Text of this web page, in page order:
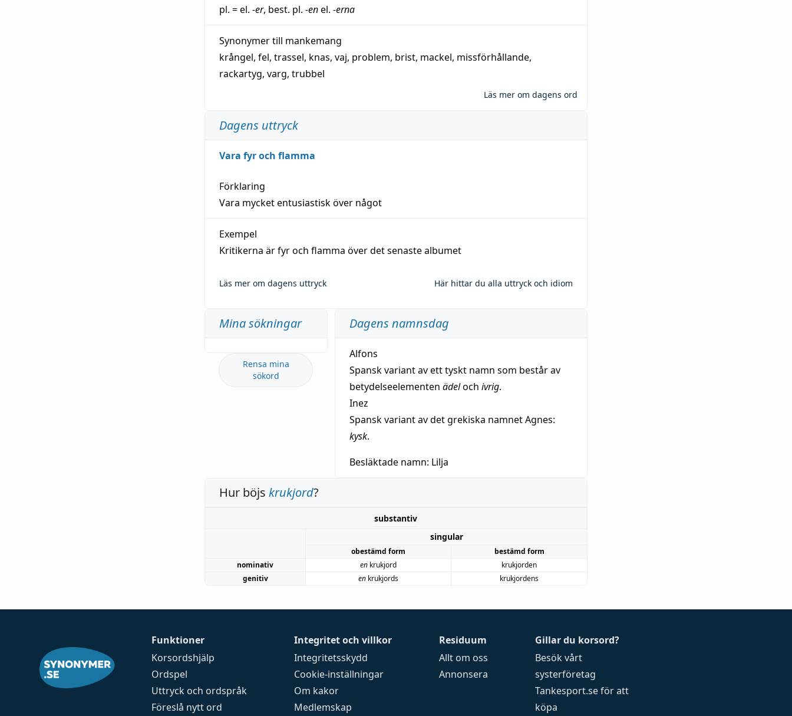
pl. = el. -er, best. pl. -enel. -erna
Synonymer till mankemang
krångel, fel, trassel, knas, vaj, problem, brist, mackel, missförhållande,
rackartyg, varg, trubbel
Läs mer om dagens ord
Dagens uttryck
Vara fyr och flamma
Förklaring
Vara mycket entusiastisk över något
Exempel
Kritikerna är fyr och flamma över det senaste albumet
Läs mer om dagens uttryck Här hittar du alla uttryck och idiom
Mina sökningar
Rensa mina
sökord
Dagens namnsdag
Alfons
Spansk variant av ett tyskt namn som består av
betydelseelementen ädeloch ivrig.
Inez
Spansk variant av det grekiska namnet Agnes:
kysk.
Besläktade namn: Lilja
Hur böjs krukjord?
substantiv
singular
obestämd form
bestämd form
nominativ
en krukjord
krukjorden
genitiv
en krukjords krukjordens
Funktioner
Korsordshjälp
Ordspel
Uttryck och ordspråk
Föreslå nytt ord
Integritet och villkor
Integritetsskydd
Cookie-inställningar
Om kakor
Medlemskap
Residuum
Allt om oss
Annonsera
Gillar du korsord?
Besök vårt
systerföretag
Tankesport.seför att
köpa